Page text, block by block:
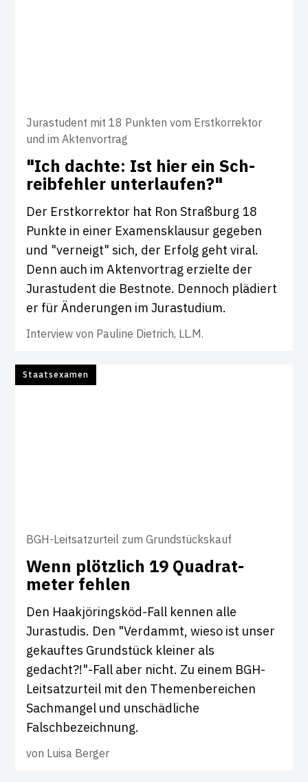
Jurastudent mit 18 Punkten vom Erstkorrektor
und im Aktenvortrag
"Ich dachte: Ist hier ein Sch­
reib­fehler unter­laufen?"
Der Erstkorrektor hat Ron Straßburg 18
Punkte in einer Examensklausur gegeben
und "verneigt" sich, der Erfolg geht viral.
Denn auch im Aktenvortrag erzielte der
Jurastudent die Bestnote. Dennoch plädiert
er für Änderungen im Jurastudium.
Interview von Pauline Dietrich, LL.M.
Staatsexamen
BGH-Leitsatzurteil zum Grundstückskauf
Wenn plötz­lich 19 Quad­r­at­
meter fehlen
Den Haakjöringsköd-Fall kennen alle
Jurastudis. Den "Verdammt, wieso ist unser
gekauftes Grundstück kleiner als
gedacht?!"-Fall aber nicht. Zu einem BGH-
Leitsatzurteil mit den Themenbereichen
Sachmangel und unschädliche
Falschbezeichnung.
von Luisa Berger